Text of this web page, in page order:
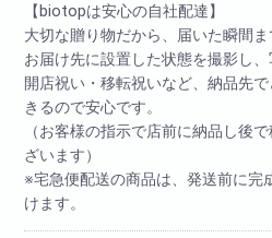
【biotopは安心の自社配達】
大切な贈り物だから、届いた瞬間ま
お届け先に設置した状態を撮影し、
開店祝い・移転祝いなど、納品先
きるので安心です。
（お客様の指示で店前に納品し後
ざいます）
※宅急便配送の商品は、発送前に完
けます。